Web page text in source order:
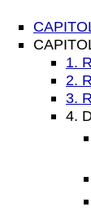
1.
2.
3.
4.